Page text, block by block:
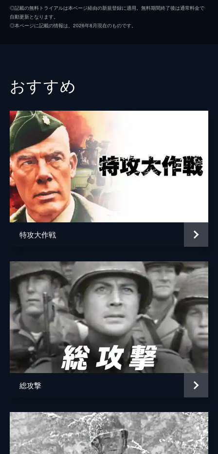
ヴィレル アルベール・レミー
ポール
アトキンス ケネス・ヘイ
ジャクリーヌ
ジャン＝ポール・ルシヨン
監督
脚本 フランソワ・ボワイエ
原作 ロバート・メルル
音楽 モーリス・ジャール
製作 レイモン・アキム
ロベール・アキム
◎記載の無料トライアルは本ページ経由の新規登録に適用。無料期間終了後は通常料金で
自動更新となります。
◎本ページに記載の情報は、2026年8月現在のものです。
おすすめ
特攻大作戦
総攻撃